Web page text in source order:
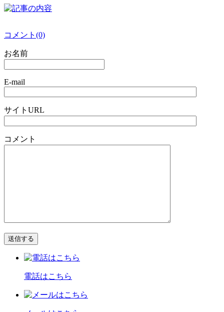
コメント(0)
お名前
E-mail
サイトURL
コメント
電話はこちら